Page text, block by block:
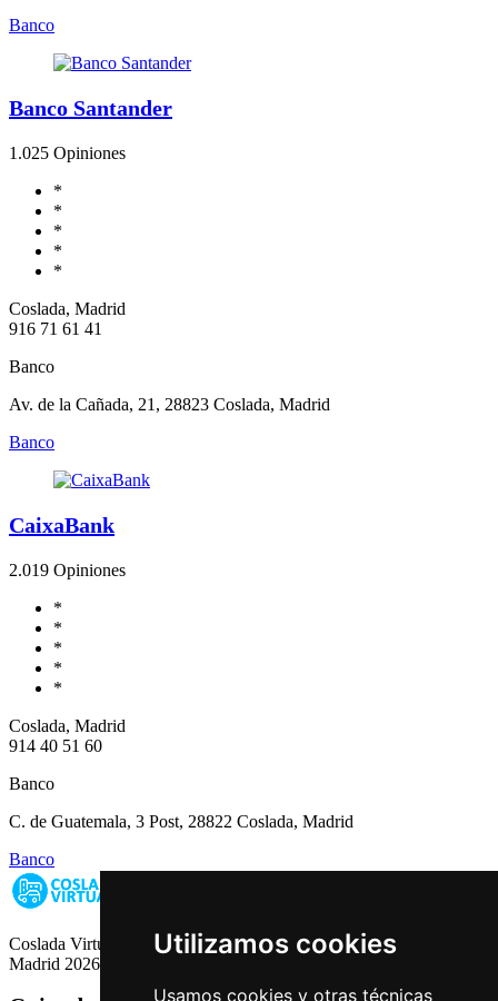
Utilizamos cookies
Usamos cookies y otras técnicas
Banco
Banco Santander
1.025 Opiniones
*
*
*
*
*
Coslada, Madrid
916 71 61 41
Banco
Av. de la Cañada, 21, 28823 Coslada, Madrid
Banco
CaixaBank
2.019 Opiniones
*
*
*
*
*
Coslada, Madrid
914 40 51 60
Banco
C. de Guatemala, 3 Post, 28822 Coslada, Madrid
Banco
Coslada Virtual: Guia de Empresas, Ocio y Servicios de Coslada,
Madrid 2026